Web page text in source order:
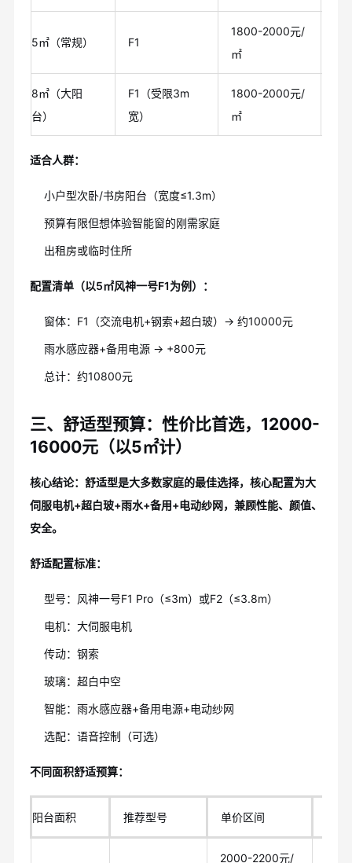
5㎡（常规） F1
1800-2000元/
㎡
8㎡（大阳
台）
F1（受限3m
宽）
1800-2000元/
㎡
适合人群：
小户型次卧/书房阳台（宽度≤1.3m）
预算有限但想体验智能窗的刚需家庭
出租房或临时住所
配置清单（以5㎡风神一号F1为例）：
窗体：F1（交流电机+钢索+超白玻）→ 约10000元
雨水感应器+备用电源 → +800元
总计：约10800元
三、舒适型预算：性价比首选，12000-
16000元（以5㎡计）
核心结论：舒适型是大多数家庭的最佳选择，核心配置为大
伺服电机+超白玻+雨水+备用+电动纱网，兼顾性能、颜值、
安全。
舒适配置标准：
型号：风神一号F1 Pro（≤3m）或F2（≤3.8m）
电机：大伺服电机
传动：钢索
玻璃：超白中空
智能：雨水感应器+备用电源+电动纱网
选配：语音控制（可选）
不同面积舒适预算：
阳台面积 推荐型号 单价区间
2000-2200元/